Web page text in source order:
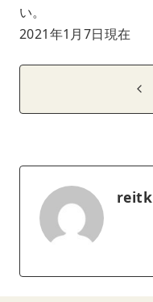
い。
2021年1月7日現在
reitk